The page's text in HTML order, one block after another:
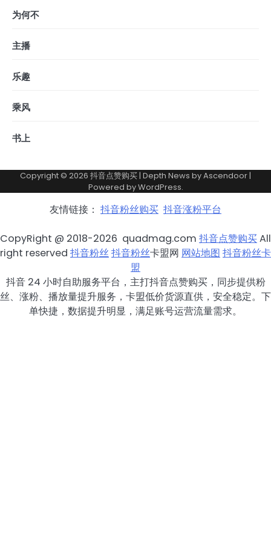
为何不
主播
乐趣
乘风
书上
Copyright © 2026 抖音点赞购买| Depth News byAscendoor|
Powered byWordPress.
友情链接： 抖音粉丝购买 抖音涨粉平台
CopyRight @ 2018-2026 quadmag.com 抖音点赞购买All
right reserved 抖音粉丝抖音粉丝卡盟网 网站地图 抖音粉丝卡
盟
抖音 24 小时自助服务平台，主打抖音点赞购买，同步提供粉
丝、涨粉、播放量提升服务，卡盟低价货源直供，安全稳定。下
单快捷，数据提升明显，满足账号运营流量需求。